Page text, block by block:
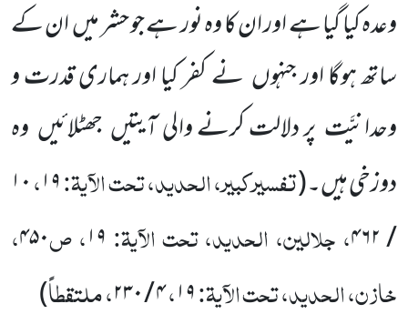
وعدہ کیا گیا ہے اور ان کا وہ نور ہے جو حشر میں ان کے
ساتھ ہوگا اور جنہوں نے کفر کیا اور ہماری قدرت و
وحدانیَّت پر دلالت کرنے والی آیتیں جھٹلائیں وہ
دوزخی ہیں۔(تفسیرکبیر، الحدید، تحت الآیۃ:۱۹،۱۰
/ ۴۶۲
، جلالین، الحدید، تحت الآیۃ: ۱۹، ص۴۵۰،
خازن، الحدید، تحت الآیۃ:۱۹،۴ / ۲۳۰ ، ملتقطاً)